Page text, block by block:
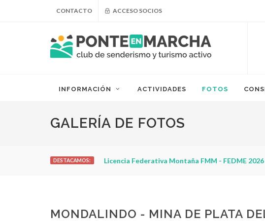
CONTACTO ACCESO SOCIOS
INFORMACIÓN ACTIVIDADES FOTOS
GALERÍA DE FOTOS
DESTACAMOS: Licencia Federativa Montaña FMM - FEDME
MONDALINDO - MINA DE PLATA